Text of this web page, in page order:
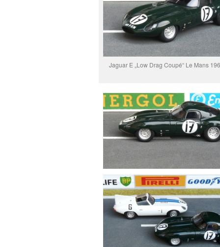
Jaguar E „Low Drag Coupé“ Le Mans